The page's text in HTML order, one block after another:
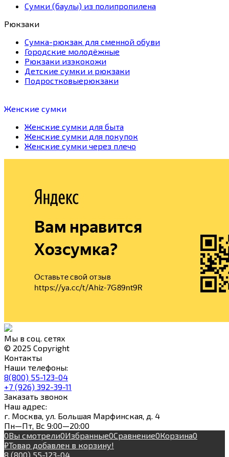
Сумки (баулы) из полипропилена
Рюкзаки
Сумка-рюкзак для сменной обуви
Городские молодёжные
Рюкзаки изэкокожи
Детские сумки и рюкзаки
Подростковыерюкзаки
Женские сумки
Женские сумки для быта
Женские сумки для покупок
Женские сумки через плечо
Мы в соц. сетях
© 2025 Copyright
Контакты
Наши телефоны:
8(800) 55-123-04
+7 (926) 392-39-11
Заказать звонок
Наш адрес:
г. Москва, ул. Большая Марфинская, д. 4
Пн—Пт, Вс 9:00—20:00
0Вы смотрели0Избранные0Сравнение0Корзина0
₽Товар добавлен в корзину!
8 (800) 55-123-04